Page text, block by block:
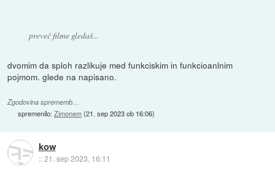
preveč filme gledaš...
dvomim da sploh razlikuje med funkciskim in funkcioanlnim
pojmom. glede na napisano.
Zgodovina sprememb…
spremenilo:Zimonem(21. sep 2023 ob 16:06)
kow
::21. sep 2023, 16:11